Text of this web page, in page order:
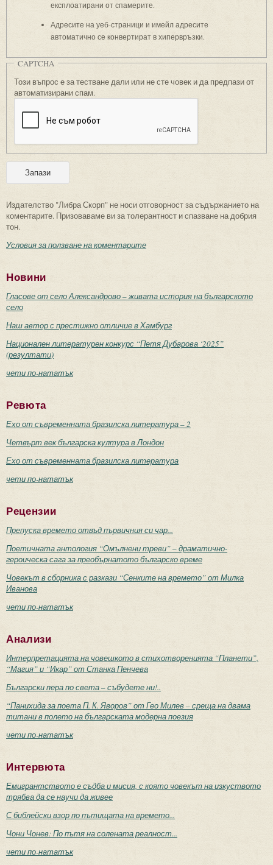
експлоатирани от спамерите.
Адресите на уеб-страници и имейл адресите
автоматично се конвертират в хипервръзки.
CAPTCHA
Този въпрос е за тестване дали или не сте човек и да предпази от
автоматизирани спам.
Издателство "Либра Скорп" не носи отговорност за съдържанието на
коментарите. Призоваваме ви за толерантност и спазване на добрия
тон.
Условия за ползване на коментарите
Новини
Гласове от село Александрово – живата история на българското
село
Наш автор с престижно отличие в Хамбург
Национален литературен конкурс “Петя Дубарова ‘2025”
(резултати)
чети по-нататък
Ревюта
Ехо от съвременната бразилска литература – 2
Четвърт век българска култура в Лондон
Ехо от съвременната бразилска литература
чети по-нататък
Рецензии
Препуска времето отвъд първичния си чар...
Поетичната антология “Омълнени треви” – драматично-
героическа сага за преобърнатото българско време
Човекът в сборника с разкази “Сенките на времето” от Милка
Иванова
чети по-нататък
Анализи
Интерпретацията на човешкото в стихотворенията “Планети”,
“Магия” и “Икар” от Станка Пенчева
Български пера по света – събудете ни!..
“Панихида за поета П. К. Яворов” от Гео Милев – среща на двама
титани в полето на българската модерна поезия
чети по-нататък
Интервюта
Емигрантството е съдба и мисия, с която човекът на изкуството
трябва да се научи да живее
С библейски взор по пътищата на времето...
Чони Чонев: По пътя на солената реалност...
чети по-нататък